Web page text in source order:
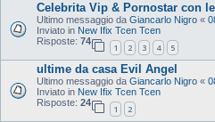
Celebrita Vip & Pornostar con
Ultimo messaggio da Giancarlo Nigro «
Inviato in New Ifix Tcen Tcen
Risposte: 74
1 2 3 4 5
ultime da casa Evil Angel
Ultimo messaggio da Giancarlo Nigro «
Inviato in New Ifix Tcen Tcen
Risposte: 24
1 2